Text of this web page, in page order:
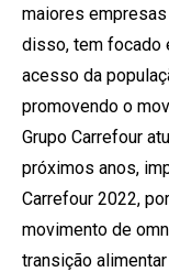
maiores
disso, tem focado
acesso da
promovendo o
Grupo Carrefour
próximos anos,
Carrefour 2022,
movimento de
transição